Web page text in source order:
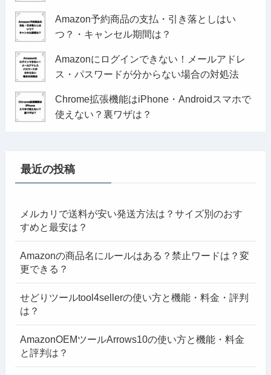
Amazon予約商品の支払・引き落としはい
つ？・キャンセル期間は？
Amazonにログインできない！メールアドレ
ス・パスワードが分からない場合の対処法
Chrome拡張機能はiPhone・Androidスマホで
使えない？裏ワザは？
最近の投稿
メルカリで送料が安い発送方法は？サイズ別のおす
すめと最安は？
Amazonの商品名にルールはある？禁止ワードは？変
更できる？
せどりツールtool4sellerの使い方と機能・料金・評判
は？
AmazonOEMツールArrows10の使い方と機能・料金
と評判は？